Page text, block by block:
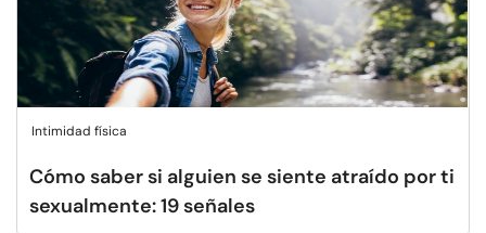
Intimidad física
Cómo saber si alguien se siente atraído por ti
sexualmente: 19 señales